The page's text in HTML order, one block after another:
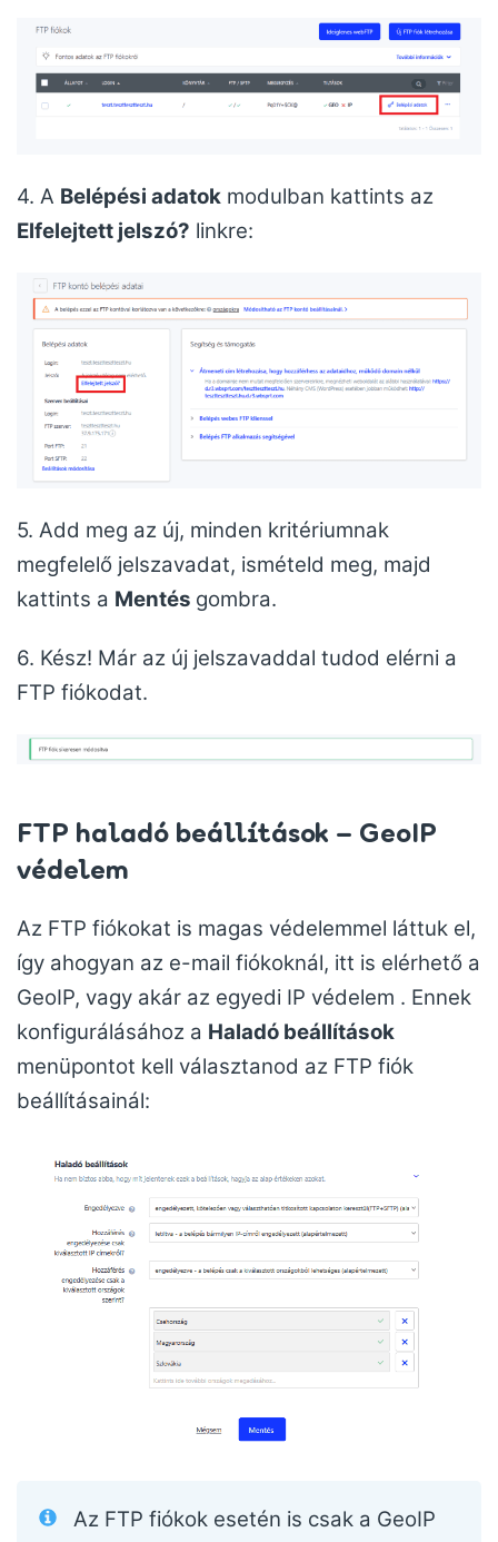
4. A Belépési adatok modulban kattints az
Elfelejtett jelszó? linkre:
5. Add meg az új, minden kritériumnak
megfelelő jelszavadat, ismételd meg, majd
kattints a Mentés gombra.
6. Kész! Már az új jelszavaddal tudod elérni a
FTP fiókodat.
FTP haladó beállítások – GeoIP
védelem
Az FTP fiókokat is magas védelemmel láttuk el,
így ahogyan az e-mail fiókoknál, itt is elérhető a
GeoIP, vagy akár az egyedi IP védelem . Ennek
konfigurálásához a Haladó beállítások
menüpontot kell választanod az FTP fiók
beállításainál:
Az FTP fiókok esetén is csak a GeoIP